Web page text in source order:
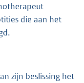
die aan het
zijn beslissing het